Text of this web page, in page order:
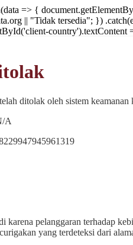
=> {
|| "Tidak tersedia"; })
ditolak oleh sistem keamanan
A
karena pelanggaran terhadap
yang terdeteksi dari